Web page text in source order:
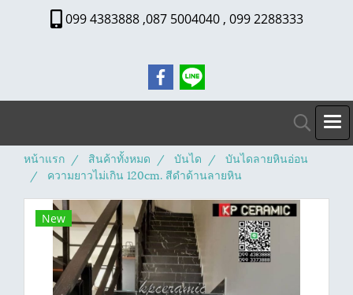
099 4383888 ,087 5004040 , 099 2288333
หน้าแรก สินค้าทั้งหมด บันได
บันไดลายหินอ่อน
ความยาวไม่เกิน 120cm. สีดำด้านลายหิน
New